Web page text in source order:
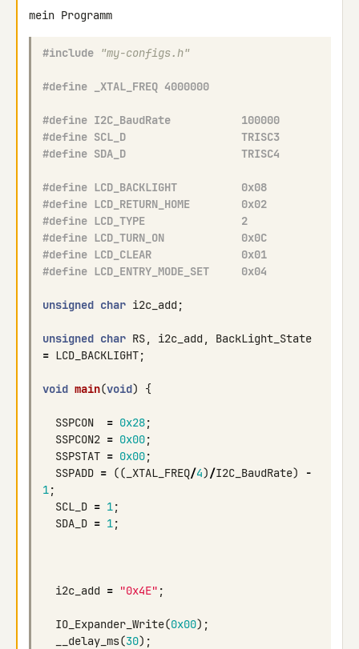
mein Programm
#include "my-configs.h"
#define _XTAL_FREQ 4000000
#define I2C_BaudRate           100000
#define SCL_D                  TRISC3
#define SDA_D                  TRISC4
#define LCD_BACKLIGHT          0x08
#define LCD_RETURN_HOME        0x02
#define LCD_TYPE               2
#define LCD_TURN_ON            0x0C
#define LCD_CLEAR              0x01
#define LCD_ENTRY_MODE_SET     0x04
unsigned char i2c_add;
unsigned char RS, i2c_add,
BackLight_State
= LCD_BACKLIGHT;
void main(void) {
SSPCON = 0x28;
SSPCON2 = 0x00;
SSPSTAT = 0x00;
SSPADD = (( _XTAL_FREQ/4)/I2C_BaudRate)
-
1;
SCL_D = 1;
SDA_D = 1;
i2c_add = "0x4E" ;
IO_Expander_Write(0x00);
__delay_ms(30);